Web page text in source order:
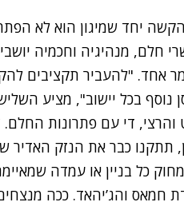
יחד שמיגון הוא לא
חלם, מנהיגיה וחכמיה
אחד. "להעביר תקציבים
נוסף בכל יישוב", מציע
די עם פתרונות
תתקנו כבר את הנזק
כל בניין או עמדה
חמאס והג’יהאד. ככה